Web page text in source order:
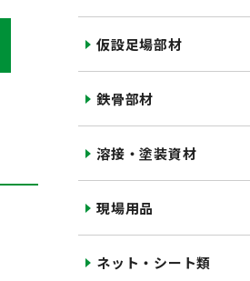
仮設足場部材
鉄骨部材
溶接・塗装資材
現場用品
ネット・シート類